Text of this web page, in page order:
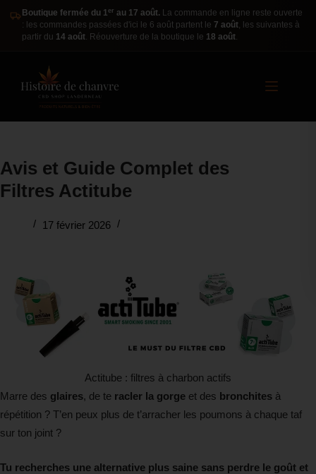
Boutique fermée du 1er au 17 août. La commande en ligne reste ouverte
: les commandes passées d'ici le 6 août partent le 7 août, les suivantes à
partir du 14 août. Réouverture de la boutique le 18 août.
Avis et Guide Complet des
Filtres Actitube
17 février 2026
Actitube : filtres à charbon actifs
Marre des glaires, de te racler la gorge et des bronchites à
répétition ? T’en peux plus de t’arracher les poumons à chaque taf
sur ton joint ?
Tu recherches une alternative plus saine sans perdre le goût et